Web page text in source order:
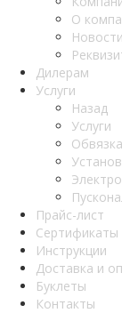
О
Новости
Дилерам
Услуги
Назад
Услуги
Прайс-лист
Сертификаты
Инструкции
Доставка и
Буклеты
Контакты